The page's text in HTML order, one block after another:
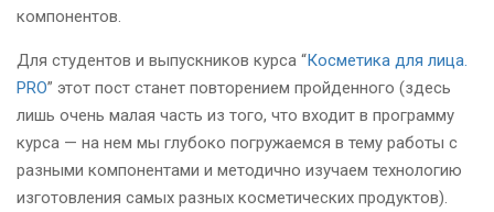
компонентов.
Для студентов и выпускников курса “Косметика для лица.
PRO” этот пост станет повторением пройденного (здесь
лишь очень малая часть из того, что входит в программу
курса — на нем мы глубоко погружаемся в тему работы с
разными компонентами и методично изучаем технологию
изготовления самых разных косметических продуктов).